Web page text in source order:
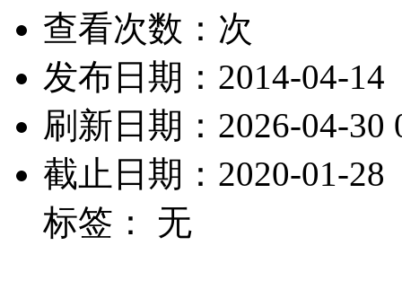
查看次数： 次
发布日期：2014-04-14
刷新日期：2026-04-30
截止日期：2020-01-28
标签： 无